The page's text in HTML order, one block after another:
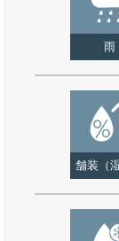
雨
舗装（